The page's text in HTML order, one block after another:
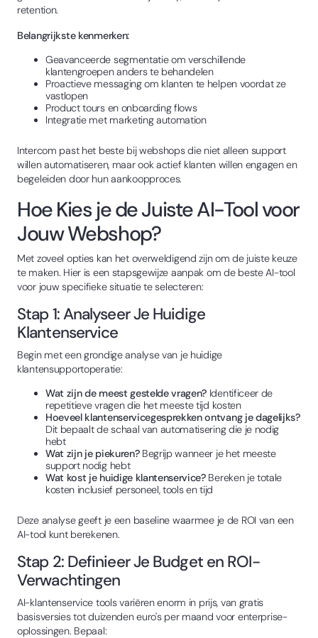
retention.
Belangrijkste kenmerken:
Geavanceerde segmentatie om verschillende
klantengroepen anders te behandelen
Proactieve messaging om klanten te helpen voordat ze
vastlopen
Product tours en onboarding flows
Integratie met marketing automation
Intercom past het beste bij webshops die niet alleen support
willen automatiseren, maar ook actief klanten willen engagen en
begeleiden door hun aankoopproces.
Hoe Kies je de Juiste AI-Tool voor
Jouw Webshop?
Met zoveel opties kan het overweldigend zijn om de juiste keuze
te maken. Hier is een stapsgewijze aanpak om de beste AI-tool
voor jouw specifieke situatie te selecteren:
Stap 1: Analyseer Je Huidige
Klantenservice
Begin met een grondige analyse van je huidige
klantensupportoperatie:
Wat zijn de meest gestelde vragen? Identificeer de
repetitieve vragen die het meeste tijd kosten
Hoeveel klantenservicegesprekken ontvang je dagelijks?
Dit bepaalt de schaal van automatisering die je nodig
hebt
Wat zijn je piekuren?Begrijp wanneer je het meeste
support nodig hebt
Wat kost je huidige klantenservice?Bereken je totale
kosten inclusief personeel, tools en tijd
Deze analyse geeft je een baseline waarmee je de ROI van een
AI-tool kunt berekenen.
Stap 2: Definieer Je Budget en ROI-
Verwachtingen
AI-klantenservice tools variëren enorm in prijs, van gratis
basisversies tot duizenden euro's per maand voor enterprise-
oplossingen. Bepaal: